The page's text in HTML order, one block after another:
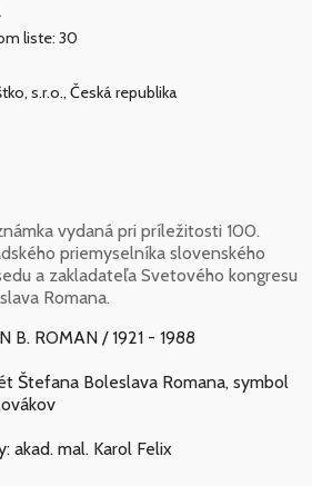
liste: 30
s.r.o., Česká republika
vydaná pri príležitosti 100.
priemyselníka slovenského
a zakladateľa Svetového kongresu
Romana.
B. ROMAN / 1921 - 1988
Štefana Boleslava Romana, symbol
akad. mal. Karol Felix